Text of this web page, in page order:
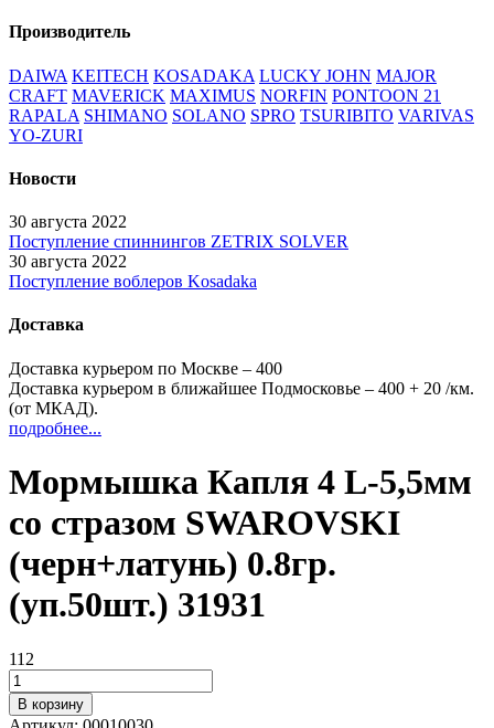
Производитель
DAIWA KEITECH KOSADAKA LUCKY JOHN MAJOR
CRAFT MAVERICK MAXIMUS NORFIN PONTOON 21
RAPALA SHIMANO SOLANO SPRO TSURIBITO VARIVAS
YO-ZURI
Новости
30 августа 2022
Поступление спиннингов ZETRIX SOLVER
30 августа 2022
Поступление воблеров Kosadaka
Доставка
Доставка курьером по Москве – 400
Доставка курьером в ближайшее Подмосковье – 400 + 20 /км.
(от МКАД).
подробнее...
Мормышка Капля 4 L-5,5мм
со стразом SWAROVSKI
(черн+латунь) 0.8гр.
(уп.50шт.) 31931
112
В корзину